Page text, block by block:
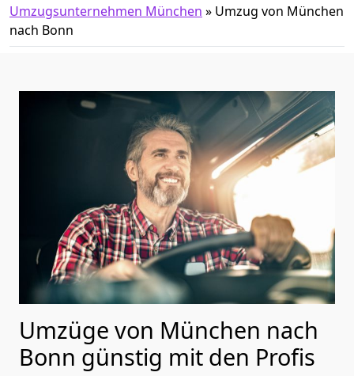
Umzugsunternehmen München » Umzug von München
nach Bonn
Umzüge von München nach
Bonn günstig mit den Profis